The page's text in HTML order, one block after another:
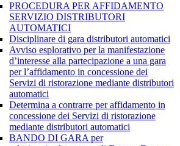
PROCEDURA PER AFFIDAMENTO
SERVIZIO DISTRIBUTORI
AUTOMATICI
Disciplinare di gara distributori automatici
Avviso esplorativo per la manifestazione
d’interesse alla partecipazione a una gara
per l’affidamento in concessione dei
Servizi di ristorazione mediante distributori
automatici
Determina a contrarre per affidamento in
concessione dei Servizi di ristorazione
mediante distributori automatici
BANDO DI GARA per